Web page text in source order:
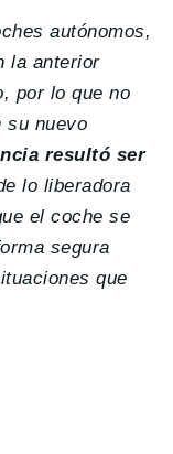
autónomos,
la anterior
por lo que no
su nuevo
resultó ser
lo liberadora
el coche se
segura
que